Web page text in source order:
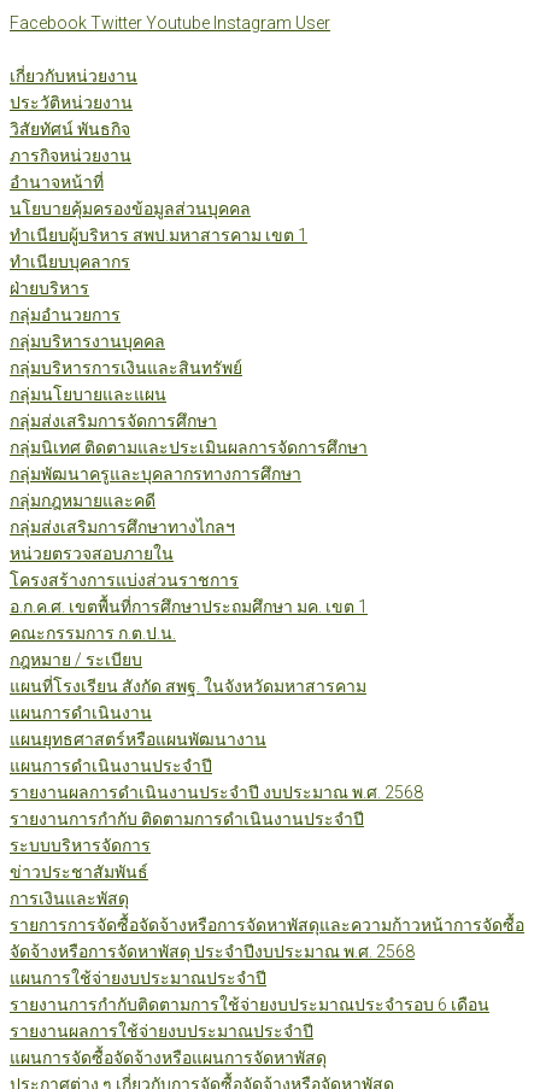
Skip
content
FacebookTwitterYoutube Instagram User
เกี่ยวกับหน่วยงาน
ประวัติหน่วยงาน
วิสัยทัศน์ พันธกิจ
ภารกิจหน่วยงาน
อำนาจหน้าที่
นโยบายคุ้มครองข้อมูลส่วนบุคคล
ทำเนียบผู้บริหาร สพป.มหาสารคาม เขต 1
ทำเนียบบุคลากร
ฝ่ายบริหาร
กลุ่มอำนวยการ
กลุ่มบริหารงานบุคคล
กลุ่มบริหารการเงินและสินทรัพย์
กลุ่มนโยบายและแผน
กลุ่มส่งเสริมการจัดการศึกษา
กลุ่มนิเทศ ติดตามและประเมินผลการจัดการศึกษา
กลุ่มพัฒนาครูและบุคลากรทางการศึกษา
กลุ่มกฎหมายและคดี
กลุ่มส่งเสริมการศึกษาทางไกลฯ
หน่วยตรวจสอบภายใน
โครงสร้างการแบ่งส่วนราชการ
อ.ก.ค.ศ. เขตพื้นที่การศึกษาประถมศึกษา มค. เขต 1
คณะกรรมการ ก.ต.ป.น.
กฎหมาย / ระเบียบ
แผนที่โรงเรียน สังกัด สพฐ. ในจังหวัดมหาสารคาม
แผนการดำเนินงาน
แผนยุทธศาสตร์หรือแผนพัฒนางาน
แผนการดำเนินงานประจำปี
รายงานผลการดำเนินงานประจำปี งบประมาณ พ.ศ. 2568
รายงานการกำกับ ติดตามการดำเนินงานประจำปี
ระบบบริหารจัดการ
ข่าวประชาสัมพันธ์
การเงินและพัสดุ
รายการการจัดซื้อจัดจ้างหรือการจัดหาพัสดุและความก้าวหน้าการจัดซื้อ
จัดจ้างหรือการจัดหาพัสดุ ประจำปีงบประมาณ พ.ศ. 2568
แผนการใช้จ่ายงบประมาณประจำปี
รายงานการกำกับติดตามการใช้จ่ายงบประมาณประจำรอบ 6 เดือน
รายงานผลการใช้จ่ายงบประมาณประจำปี
แผนการจัดซื้อจัดจ้างหรือแผนการจัดหาพัสดุ
ประกาศต่าง ๆ เกี่ยวกับการจัดซื้อจัดจ้างหรือจัดหาพัสดุ